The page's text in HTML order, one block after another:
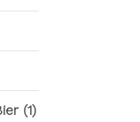
(1)